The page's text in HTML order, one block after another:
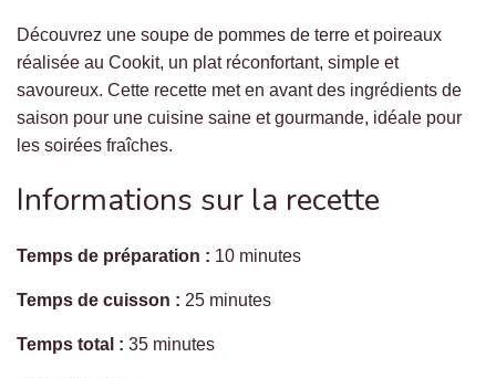
Découvrez une soupe de pommes de terre et poireaux
réalisée au Cookit, un plat réconfortant, simple et
savoureux. Cette recette met en avant des ingrédients de
saison pour une cuisine saine et gourmande, idéale pour
les soirées fraîches.
Informations sur la recette
Temps de préparation : 10 minutes
Temps de cuisson : 25 minutes
Temps total : 35 minutes